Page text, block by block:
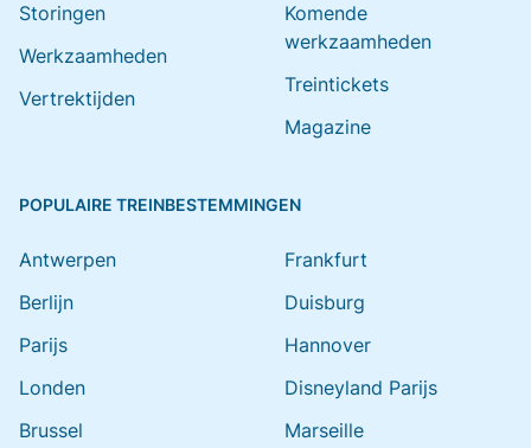
Storingen
Werkzaamheden
Vertrektijden
Komende
werkzaamheden
Treintickets
Magazine
POPULAIRE TREINBESTEMMINGEN
Antwerpen
Berlijn
Parijs
Londen
Brussel
Frankfurt
Duisburg
Hannover
Disneyland Parijs
Marseille